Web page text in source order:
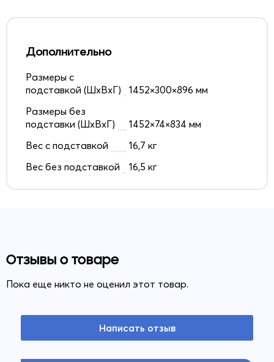
Дополнительно
Размеры с
подставкой (ШxВxГ)
1452×300×896 мм
Размеры без
подставки (ШxВxГ)
1452×74×834 мм
Вес с подставкой
16,7 кг
Вес без подставкой
16,5 кг
Отзывы о товаре
Пока еще никто не оценил этот товар.
Написать отзыв